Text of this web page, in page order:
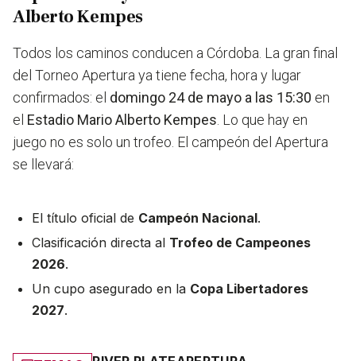
Alberto Kempes
Todos los caminos conducen a Córdoba. La gran final
del Torneo Apertura ya tiene fecha, hora y lugar
confirmados: el domingo 24 de mayo a las 15:30 en
el Estadio Mario Alberto Kempes . Lo que hay en
juego no es solo un trofeo. El campeón del Apertura
se llevará:
El título oficial de Campeón Nacional.
Clasificación directa al Trofeo de Campeones
2026.
Un cupo asegurado en la Copa Libertadores
2027.